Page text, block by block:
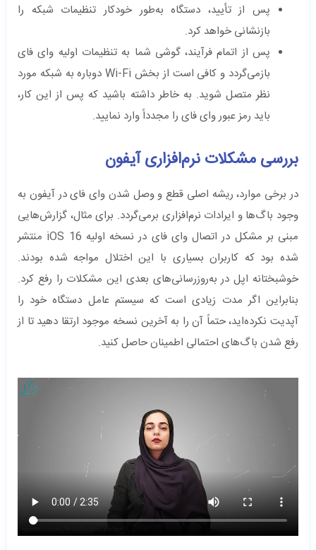
پس از تأیید، دستگاه به‌طور خودکار تنظیمات شبکه را
بازنشانی خواهد کرد.
پس از اتمام فرآیند، گوشی شما به تنظیمات اولیه وای فای
بازمی‌گردد و کافی است از بخش Wi-Fi دوباره به شبکه مورد
نظر متصل شوید. به خاطر داشته باشید که پس از این کار،
باید رمز عبور وای فای را مجدداً وارد نمایید.
بررسی مشکلات نرم‌افزاری آیفون
در برخی موارد، ریشه اصلی قطع و وصل شدن وای فای در آیفون به
وجود باگ‌ها و ایرادات نرم‌افزاری برمی‌گردد. برای مثال، گزارش‌هایی
مبنی بر مشکل در اتصال وای فای در نسخه اولیه iOS 16 منتشر
شده بود که کاربران بسیاری با این اختلال مواجه شده بودند.
خوشبختانه اپل در به‌روزرسانی‌های بعدی این مشکلات را رفع کرد.
بنابراین اگر مدت زیادی است که سیستم عامل دستگاه خود را
آپدیت نکرده‌اید، حتماً آن را به آخرین نسخه موجود ارتقا دهید تا از
رفع شدن باگ‌های احتمالی اطمینان حاصل کنید.